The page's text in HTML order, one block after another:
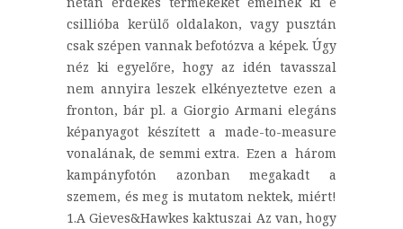
csillióba kerülő oldalakon, vagy pusztán
csak szépen vannak befotózva a képek. Úgy
néz ki egyelőre, hogy az idén tavasszal
nem annyira leszek elkényeztetve ezen a
fronton, bár pl. a Giorgio Armani elegáns
képanyagot készített a made-to-measure
vonalának, de semmi extra. Ezen a három
kampányfotón azonban megakadt a
szemem, és meg is mutatom nektek, miért!
1.A Gieves&Hawkes kaktuszai Az van, hogy